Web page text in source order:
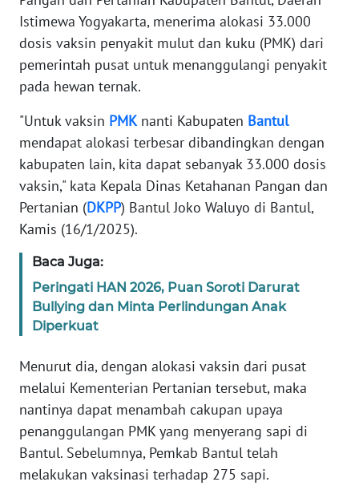
Istimewa Yogyakarta, menerima alokasi 33.000
dosis vaksin penyakit mulut dan kuku (PMK) dari
pemerintah pusat untuk menanggulangi penyakit
pada hewan ternak.
"Untuk vaksin PMK nanti Kabupaten Bantul
mendapat alokasi terbesar dibandingkan dengan
kabupaten lain, kita dapat sebanyak 33.000 dosis
vaksin," kata Kepala Dinas Ketahanan Pangan dan
Pertanian (DKPP) Bantul Joko Waluyo di Bantul,
Kamis (16/1/2025).
Baca Juga:
Peringati HAN 2026, Puan Soroti Darurat
Bullying dan Minta Perlindungan Anak
Diperkuat
Menurut dia, dengan alokasi vaksin dari pusat
melalui Kementerian Pertanian tersebut, maka
nantinya dapat menambah cakupan upaya
penanggulangan PMK yang menyerang sapi di
Bantul. Sebelumnya, Pemkab Bantul telah
melakukan vaksinasi terhadap 275 sapi.
REDAKSI
Wahana
Regional
WN
SUMUT
WN
JAKARTA
WN
WN
BANTEN
WN